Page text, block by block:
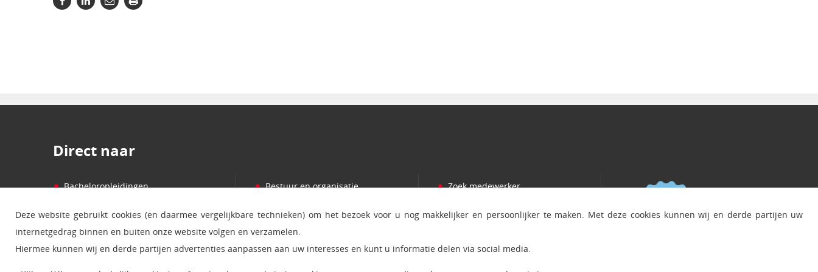
Deze website gebruikt cookies (en daarmee vergelijkbare technieken) om het bezoek voor u nog makkelijker en persoonlijker te maken. Met deze cookies kunnen wij en derde partijen uw
internetgedrag binnen en buiten onze website volgen en verzamelen.
Hiermee kunnen wij en derde partijen advertenties aanpassen aan uw interesses en kunt u informatie delen via social media.
Direct naar
•Bacheloropleidingen
•
•Cursussen
•Informatie over studeren
Studiecentra
•Bestuur en organisatie
•
•Samenwerken
•Bijzondere leerstoelen
Nevenwerkzaamheden
•Zoek medewerker
•
•Ict status en onderhoud
RSS feed nieuws